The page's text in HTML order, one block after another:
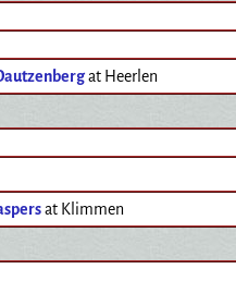
at Heerlen
at Klimmen